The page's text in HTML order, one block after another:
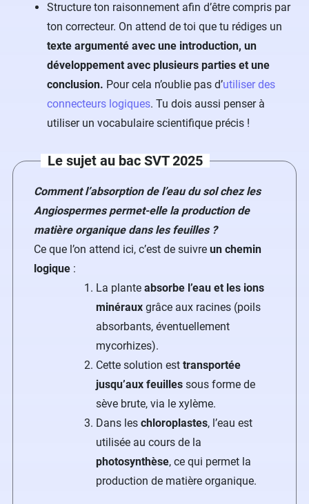
Structure ton raisonnement afin d’être compris par
ton correcteur. On attend de toi que tu rédiges un
texte argumenté avec une introduction, un
développement avec plusieurs parties et une
conclusion. Pour cela n’oublie pas d’utiliser des
connecteurs logiques. Tu dois aussi penser à
utiliser un vocabulaire scientifique précis !
Le sujet au bac SVT 2025
Comment l’absorption de l’eau du sol chez les
Angiospermes permet-elle la production de
matière organique dans les feuilles ?
Ce que l’on attend ici, c’est de suivre un chemin
logique :
La plante absorbe l’eau et les ions
minéraux grâce aux racines (poils
absorbants, éventuellement
mycorhizes).
Cette solution est transportée
jusqu’aux feuilles sous forme de
sève brute, via le xylème.
Dans les chloroplastes, l’eau est
utilisée au cours de la
photosynthèse, ce qui permet la
production de matière organique.